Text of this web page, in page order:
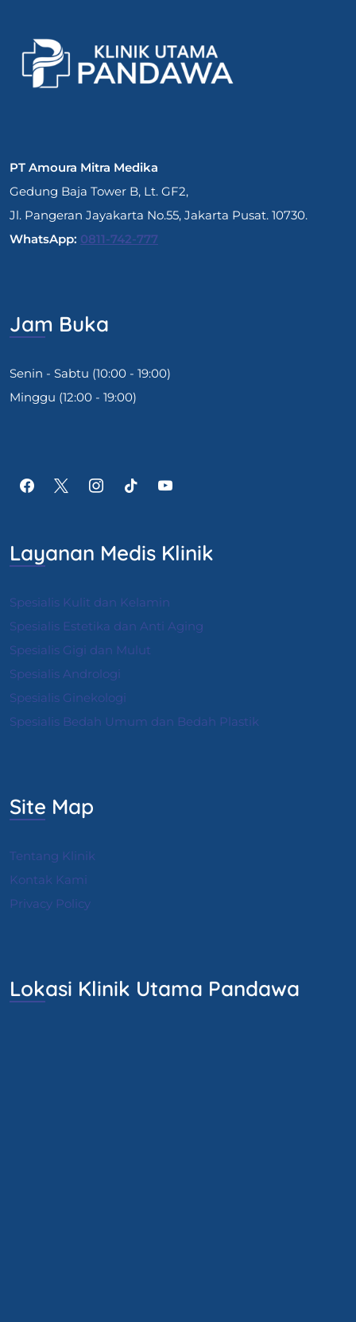
PT Amoura Mitra Medika
Gedung Baja Tower B, Lt. GF2,
Jl. Pangeran Jayakarta No.55, Jakarta Pusat. 10730.
WhatsApp: 0811-742-777
Jam Buka
Senin - Sabtu (10:00 - 19:00)
Minggu (12:00 - 19:00)
Layanan Medis Klinik
Spesialis Kulit dan Kelamin
Spesialis Estetika dan Anti Aging
Spesialis Gigi dan Mulut
Spesialis Andrologi
Spesialis Ginekologi
Spesialis Bedah Umum dan Bedah Plastik
Site Map
Tentang Klinik
Kontak Kami
Privacy Policy
Lokasi Klinik Utama Pandawa